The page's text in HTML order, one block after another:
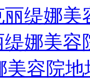
缇娜
娜美容
美容院